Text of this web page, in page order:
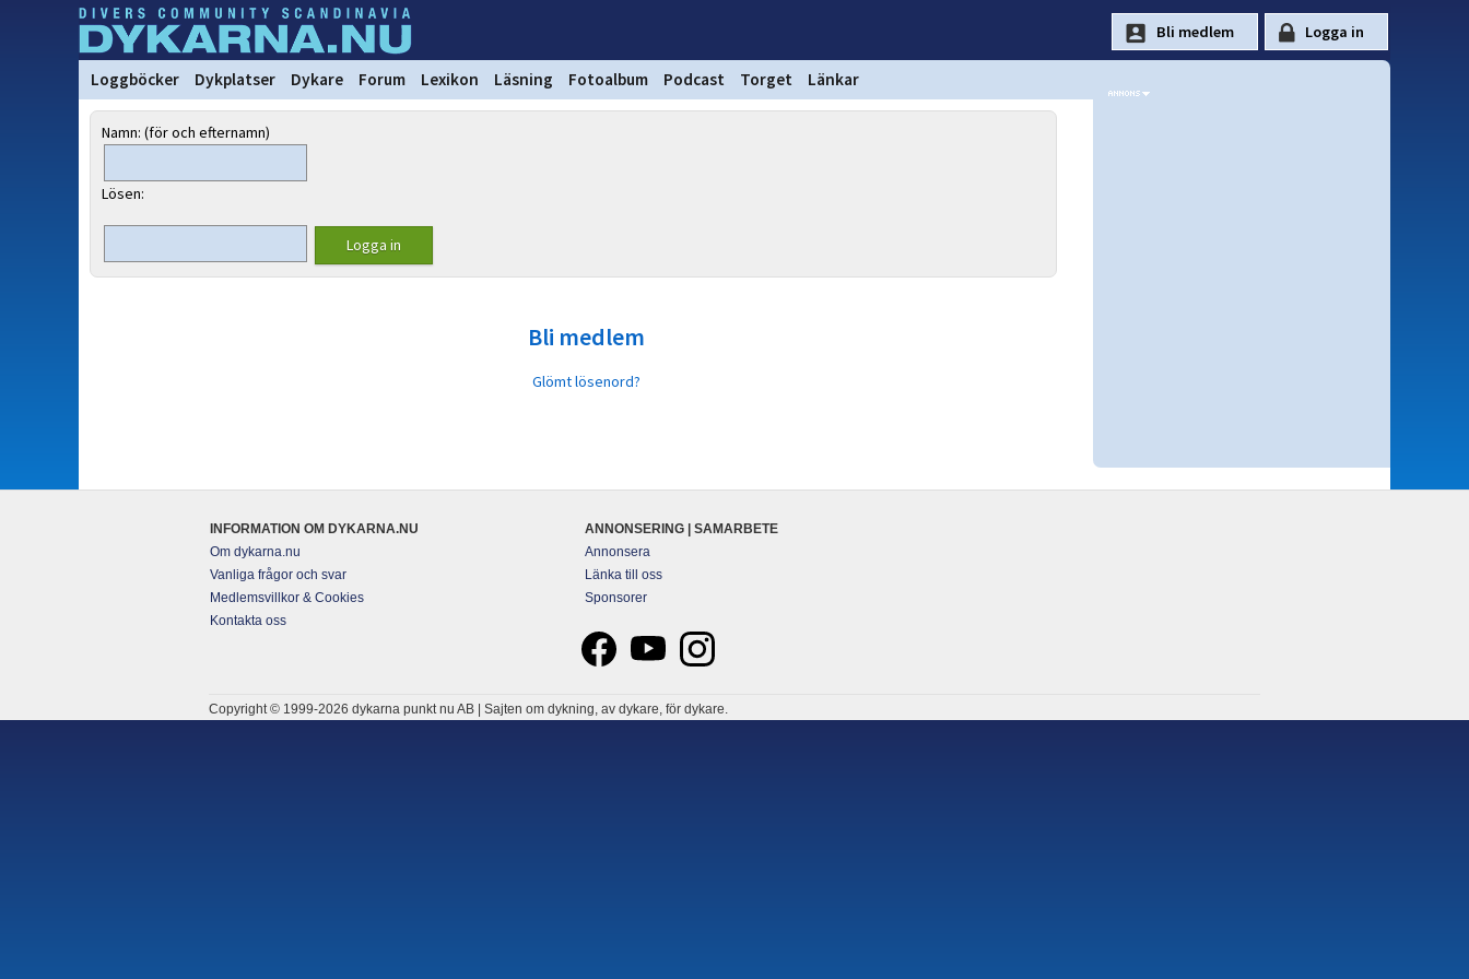
Loggböcker Dykplatser Dykare Forum Lexikon Läsning Fotoalbum Podcast Torget Länkar
Namn: (för och efternamn)
Lösen:
Bli medlem
Glömt lösenord?
INFORMATION OM DYKARNA.NU
Om dykarna.nu
Vanliga frågor och svar
Medlemsvillkor & Cookies
Kontakta oss
ANNONSERING | SAMARBETE
Annonsera
Länka till oss
Sponsorer
Copyright © 1999-2026 dykarna punkt nu AB | Sajten om dykning, av dykare, för dykare.